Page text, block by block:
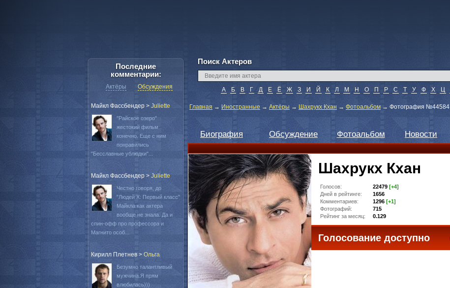
Поиск Актеров
А Б В Г Д Е Ё Ж З И Й К Л М Н О П Р С Т У Ф Х Ц
Главная → Иностранные → Актёры → Шахрукх Кхан → Фотоальбом → Фотография №44584
Биография Обсуждение Фотоальбом Новости
Шахрукх Кхан
Голосов: 22479 [+4]
Дней в рейтинге:
1656
Комментариев:
1296 [+1]
Фотографий:
715
Рейтинг за месяц:
0.129
Голосование доступно
Последние
комментарии:
Актёры Обсуждения
Майкл Фассбендер > Juliette
"Райское озеро"
жестокий фильм
конечно. Еще с ним
понравились
"Бесславные ублюдки"...
Майкл Фассбендер > Juliette
Честно говоря, до
"Людей Х: Первый класс"
Майкла как актера
вообще не знала. Да и
спин-офф про профессора и
Магнито особ...
Кирилл Плетнев > Oльга
Безумно талантливый
мужчина.Я прям
влюбилась)))